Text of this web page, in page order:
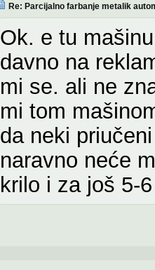
Re: Parcijalno farbanje metalik
Ok. e tu
davno na
mi se. ali ne
mi tom
da neki
naravno neće
krilo i za još 5-